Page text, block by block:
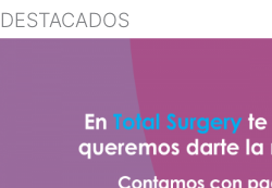
DESTACADOS